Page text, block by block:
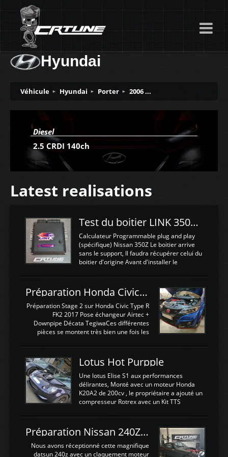
Hyundai
Véhicule Hyundai Porter 2006 ...
Diesel
2.5 CRDI 140ch
Latest realisations
Test du boitier LINK 350Z Plugin ECU
Calculateur Programmable plug and play
(spécifique) Nissan 350Z Le boitier arrive
sans le support, Il faudra récupérer celui du
boitier d'origine Avant d'installer le
d'envoyer l'information de la large bande
dans le boitier. sydney sweeney deepfake
La sortie 0-5V de l'afr sera connectée sur
l'entrée AN Volt 8 et GndAN pour
Analogique, et Volt car l'information est une
tension (Pas une résistance variable d'un
est temps de brancher le ...
Préparation Honda Civic Type R FK2
Préparation Stage 2 sur Honda Civic Type R
FK2 2017 Pose échangeur Airtec +
Downpipe Décata TegiwaCes différentes
pièces se montent très bien une fois les
légere découpe du plastique inferieur,
negénant en rien la structure ou le
fonctionnement du fond plat. Une
reprogrammation Stage 2 est faite sur le
calculateur d'origine. Une alternative
économique au passage sur Hondata
d'origine 310cv et 400Nn , Une fois
reprogrammé et les ...
Lotus Hot Purpple
Une lotus Elise S1 aux performances
délirantes, Monté avec un moteur Honda
K20A2 de 200cv , le propriétaire a ajouté un
compresseur Rotrex avec un Kit TTS
d'augmenter la puissance de son moteur:
un watercooler a été ajouté. 300Cv sans
échangeurLa lotus équipée d'un Hondata
Kpro et d'une large bande pour le réglage
Préparation Nissan 240Z SR20DET
Nous avons réceptionné cette magnifique
datsun 240z avec un claquement moteur